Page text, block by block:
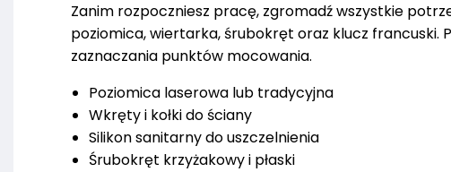
Zanim rozpoczniesz pracę, zgromadź wszystkie
poziomica, wiertarka, śrubokręt oraz klucz francuski.
zaznaczania punktów mocowania.
Poziomica laserowa lub tradycyjna
Wkręty i kołki do ściany
Silikon sanitarny do uszczelnienia
Śrubokręt krzyżakowy i płaski